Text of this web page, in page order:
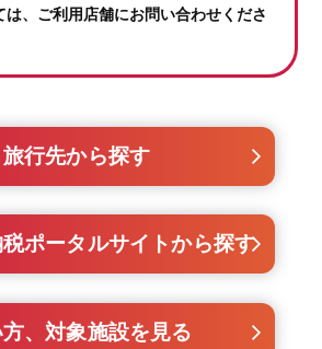
は、ご利用店舗にお問い合わせくださ
旅行先から探す
ポータルサイトから探す
、対象施設を見る